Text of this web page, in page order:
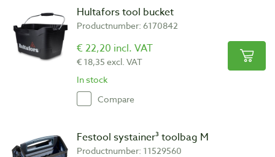
Hultafors tool bucket
Productnumber: 6170842
€ 22,20 incl. VAT
€ 18,35 excl. VAT
In stock
Compare
Festool systainer³ toolbag M
Productnumber: 11529560